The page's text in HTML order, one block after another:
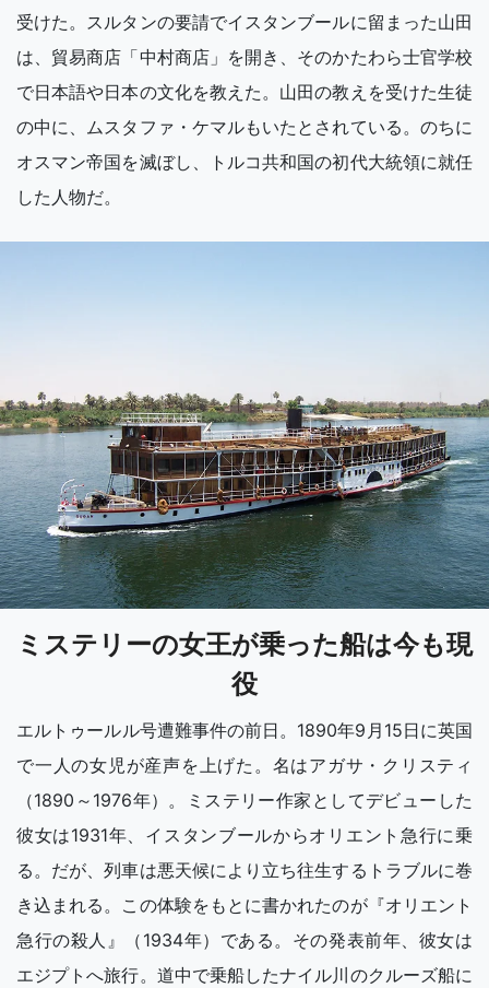
受けた。スルタンの要請でイスタンブールに留まった山田
は、貿易商店「中村商店」を開き、そのかたわら士官学校
で日本語や日本の文化を教えた。山田の教えを受けた生徒
の中に、ムスタファ・ケマルもいたとされている。のちに
オスマン帝国を滅ぼし、トルコ共和国の初代大統領に就任
した人物だ。
ミステリーの女王が乗った船は今も現
役
エルトゥールル号遭難事件の前日。1890年9月15日に英国
で一人の女児が産声を上げた。名はアガサ・クリスティ
（1890～1976年）。ミステリー作家としてデビューした
彼女は1931年、イスタンブールからオリエント急行に乗
る。だが、列車は悪天候により立ち往生するトラブルに巻
き込まれる。この体験をもとに書かれたのが『オリエント
急行の殺人』（1934年）である。その発表前年、彼女は
エジプトへ旅行。道中で乗船したナイル川のクルーズ船に